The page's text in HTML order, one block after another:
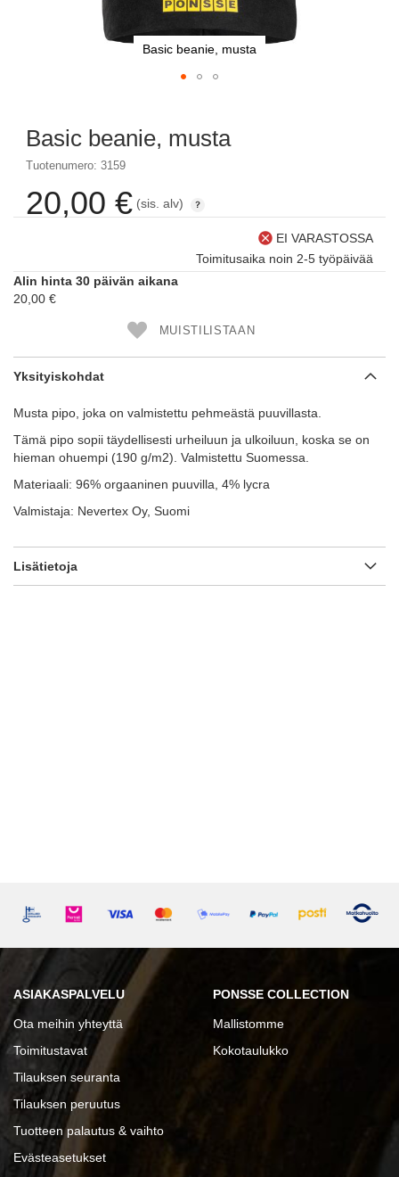
Basic beanie, musta
Tuotenumero: 3159
20,00 € (sis. alv)
EI VARASTOSSA
Toimitusaika noin 2-5 työpäivää
Alin hinta 30 päivän aikana
20,00 €
MUISTILISTAAN
Basic beanie, musta
the
images
Yksityiskohdat
Musta pipo, joka on valmistettu pehmeästä puuvillasta.
Tämä pipo sopii täydellisesti urheiluun ja ulkoiluun, koska se on
hieman ohuempi (190 g/m2). Valmistettu Suomessa.
Materiaali: 96% orgaaninen puuvilla, 4% lycra
Valmistaja: Nevertex Oy, Suomi
Lisätietoja
ASIAKASPALVELU
Ota meihin yhteyttä
Toimitustavat
Tilauksen seuranta
Tilauksen peruutus
Tuotteen palautus & vaihto
Evästeasetukset
PONSSE COLLECTION
Mallistomme
Kokotaulukko